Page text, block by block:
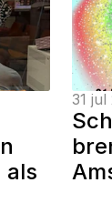
als
31 jul